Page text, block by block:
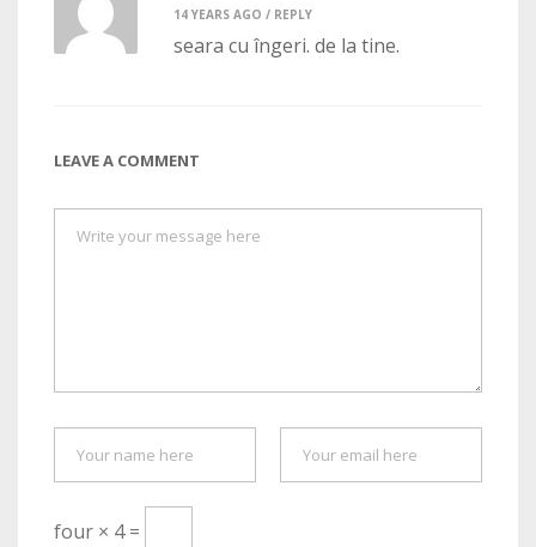
14 YEARS AGO / REPLY
seara cu îngeri. de la tine.
LEAVE A COMMENT
four × 4 =